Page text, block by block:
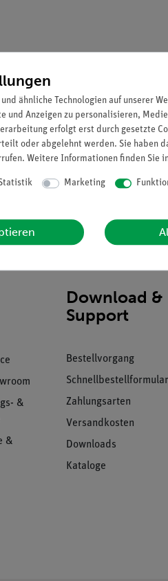
&
&
Download &
Support
Bestellvorgang
Schnellbestellformular
Zahlungsarten
Versandkosten
Downloads
Kataloge
ähnliche Technologien auf unserer
und Anzeigen zu personalisieren,
erfolgt erst durch gesetzte
oder abgelehnt werden. Sie haben
Weitere Informationen finden Sie
Marketing